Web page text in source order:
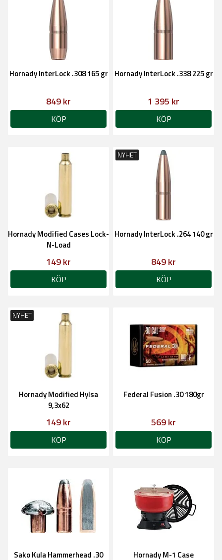
Hornady InterLock .308 165 gr
849 kr
KÖP
Hornady InterLock .338 225 gr
1 395 kr
KÖP
Hornady Modified Cases Lock-
N-Load
149 kr
KÖP
NYHET
Hornady InterLock .264 140 gr
849 kr
KÖP
NYHET
Hornady Modified Hylsa
9,3x62
149 kr
KÖP
Federal Fusion .30 180gr
569 kr
KÖP
Sako Kula Hammerhead .30 Hornady M-1 Case